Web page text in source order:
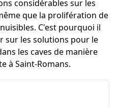
considérables sur les
que la prolifération de
C'est pourquoi il
sur les solutions pour le
les caves de manière
à Saint-Romans.